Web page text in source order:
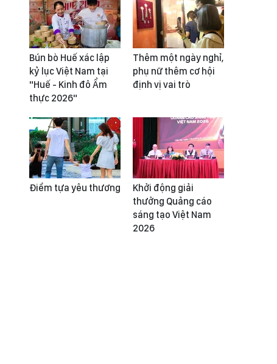
Bún bò Huế xác lập
kỷ lục Việt Nam tại
"Huế - Kinh đô Ẩm
thực 2026"
Thêm một ngày nghỉ,
phụ nữ thêm cơ hội
định vị vai trò
Điểm tựa yêu thương
Khởi động giải
thưởng Quảng cáo
sáng tạo Việt Nam
2026